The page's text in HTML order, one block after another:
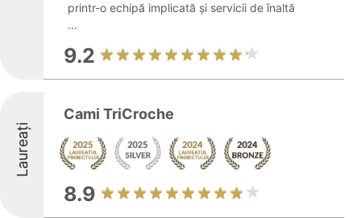
printr-o echipă implicată și servicii de înaltă
...
9.2
Laureați
Cami TriCroche
8.9